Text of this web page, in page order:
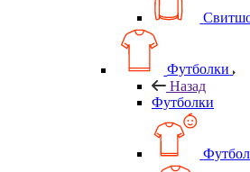
Футболки
Назад
Футболки